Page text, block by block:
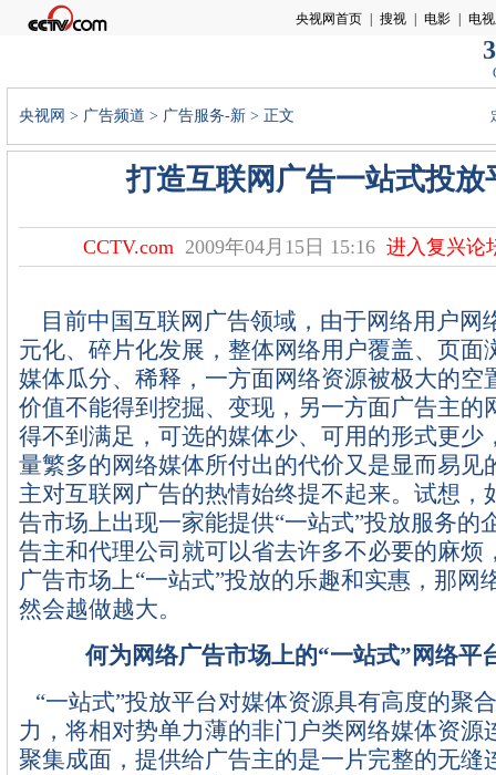
央视网 > 广告频道 > 广告服务-新 > 正文
打造互联网广告一站式投放
CCTV.com 2009年04月15日 15:16 进入复兴论
目前中国互联网广告领域，由于网络用户网
元化、碎片化发展，整体网络用户覆盖、页面
媒体瓜分、稀释，一方面网络资源被极大的空
价值不能得到挖掘、变现，另一方面广告主的
得不到满足，可选的媒体少、可用的形式更少
量繁多的网络媒体所付出的代价又是显而易见
主对互联网广告的热情始终提不起来。试想，
告市场上出现一家能提供“一站式”投放服务的
告主和代理公司就可以省去许多不必要的麻烦
广告市场上“一站式”投放的乐趣和实惠，那网
然会越做越大。
何为网络广告市场上的“一站式”网络平
“一站式”投放平台对媒体资源具有高度的聚
力，将相对势单力薄的非门户类网络媒体资源
聚集成面，提供给广告主的是一片完整的无缝